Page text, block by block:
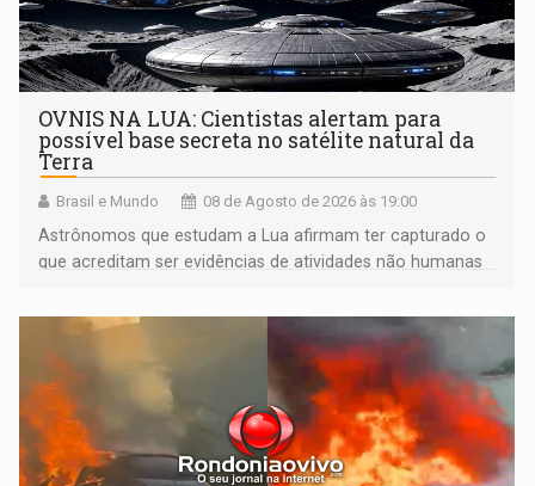
OVNIS NA LUA: Cientistas alertam para
possível base secreta no satélite natural da
Terra
Brasil e Mundo 08 de Agosto de 2026 às 19:00
Astrônomos que estudam a Lua afirmam ter capturado o
que acreditam ser evidências de atividades não humanas
órbita